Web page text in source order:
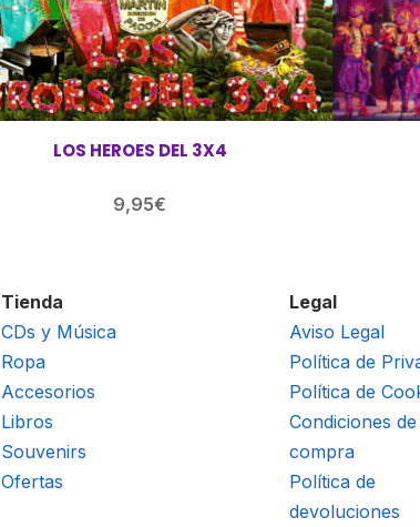
LOS HEROES DEL 3X4
9,95€
Tienda
CDs y Música
Ropa
Accesorios
Libros
Souvenirs
Ofertas
Legal
Aviso Legal
Política de
Política de
Condiciones de
compra
Política de
devoluciones